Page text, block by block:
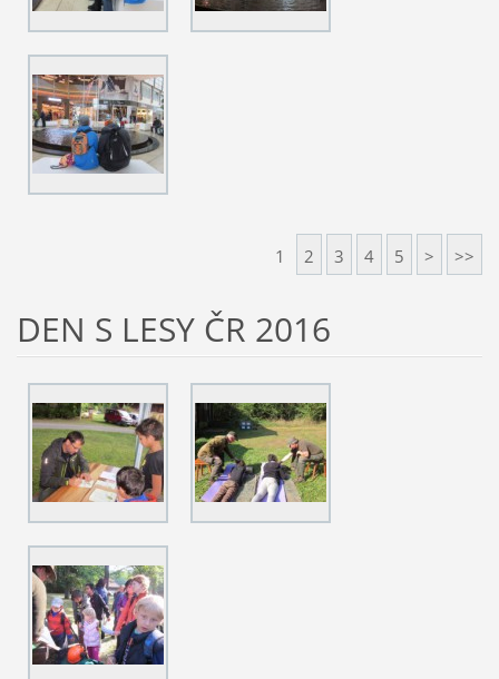
1 2 3 4 5 > >>
DEN S LESY ČR 2016